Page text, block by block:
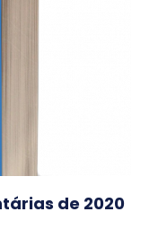
de 2020